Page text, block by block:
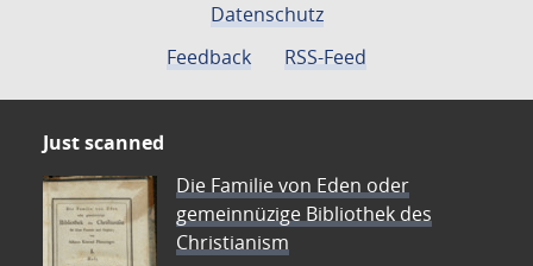
Datenschutz
Feedback
RSS-Feed
Just scanned
Die Familie von Eden oder
gemeinnüzige Bibliothek des
Christianism